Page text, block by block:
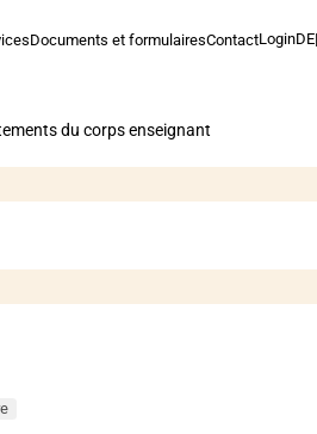
Documents et formulairesContactLoginDE
du corps enseignant